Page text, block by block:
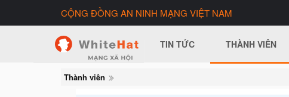
CỘNG ĐỒNG AN NINH MẠNG VIỆT NAM
TIN TỨC THÀNH VIÊN
Thành viên